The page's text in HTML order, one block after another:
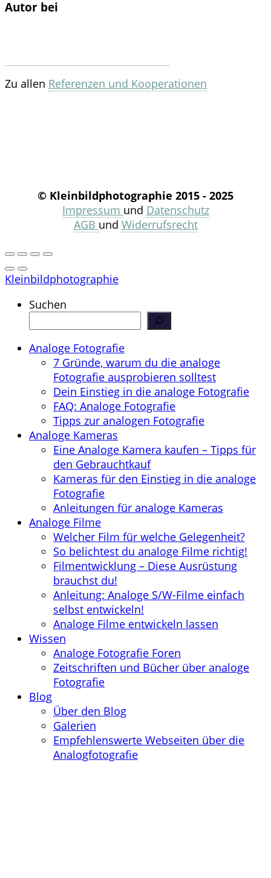
Autor bei
Zu allen Referenzen und Kooperationen
© Kleinbildphotographie 2015 - 2025
Impressum und Datenschutz
AGB und Widerrufsrecht
Kleinbildphotographie
Suchen
Analoge Fotografie
7 Gründe, warum du die analoge
Fotografie ausprobieren solltest
Dein Einstieg in die analoge Fotografie
FAQ: Analoge Fotografie
Tipps zur analogen Fotografie
Analoge Kameras
Eine Analoge Kamera kaufen – Tipps für
den Gebrauchtkauf
Kameras für den Einstieg in die analoge
Fotografie
Anleitungen für analoge Kameras
Analoge Filme
Welcher Film für welche Gelegenheit?
So belichtest du analoge Filme richtig!
Filmentwicklung – Diese Ausrüstung
brauchst du!
Anleitung: Analoge S/W-Filme einfach
selbst entwickeln!
Analoge Filme entwickeln lassen
Wissen
Analoge Fotografie Foren
Zeitschriften und Bücher über analoge
Fotografie
Blog
Über den Blog
Galerien
Empfehlenswerte Webseiten über die
Analogfotografie